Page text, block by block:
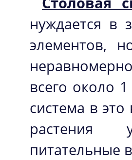
нуждается в
элементов,
всего около
система в
растения
питательные